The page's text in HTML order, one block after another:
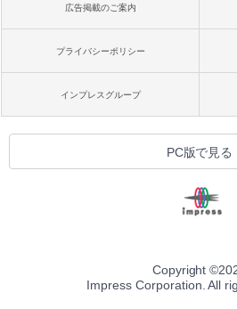
広告掲載のご案内
プライバシーポリシー
インプレスグループ
PC版で見る
Copyright ©
Impress Corporation. All